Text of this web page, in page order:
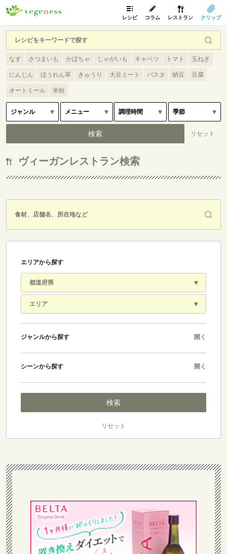
レシピ コラム レストラン クリップ
なす さつまいも かぼちゃ じゃがいも キャベツ トマト 玉ねぎ
にんじん ほうれん草 きゅうり 大豆ミート パスタ 納豆 豆腐
オートミール 米粉
ヴィーガンレストラン検索
エリアから探す
ジャンルから探す 開く
シーンから探す 開く
リセット